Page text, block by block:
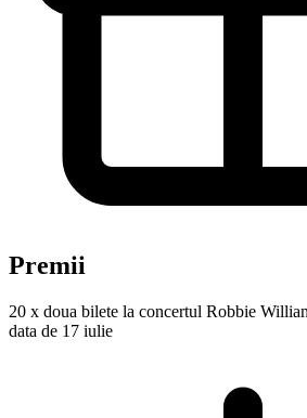
Premii
20 x doua bilete la concertul Robbie
data de 17 iulie